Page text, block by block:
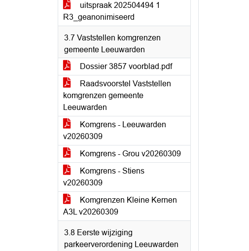
uitspraak 202504494 1
R3_geanonimiseerd
3.7 Vaststellen komgrenzen
gemeente Leeuwarden
Dossier 3857 voorblad.pdf
Raadsvoorstel Vaststellen
komgrenzen gemeente
Leeuwarden
Komgrens - Leeuwarden
v20260309
Komgrens - Grou v20260309
Komgrens - Stiens
v20260309
Komgrenzen Kleine Kernen
A3L v20260309
3.8 Eerste wijziging
parkeerverordening Leeuwarden